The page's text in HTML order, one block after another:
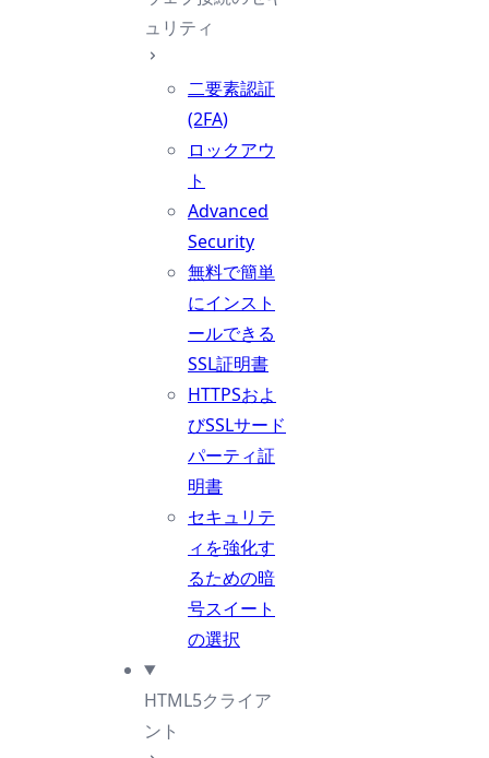
ュリティ
二要素認証
(2FA)
ロックアウ
ト
Advanced
Security
無料で簡単
にインスト
ールできる
SSL証明書
HTTPSおよ
びSSLサード
パーティ証
明書
セキュリテ
ィを強化す
るための暗
号スイート
の選択
HTML5クライア
ント